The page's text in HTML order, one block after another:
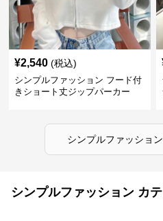
¥2,540 (税込)
シンプルファッション フード付
きショート丈ジップパーカー
シンプルファッション
シンプルファッション カ